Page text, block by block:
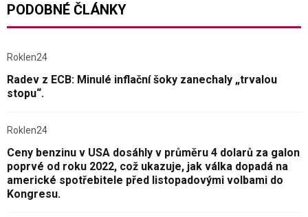
PODOBNÉ ČLÁNKY
Roklen24
Radev z ECB: Minulé inflační šoky zanechaly „trvalou
stopu“.
Roklen24
Ceny benzinu v USA dosáhly v průměru 4 dolarů za galon
poprvé od roku 2022, což ukazuje, jak válka dopadá na
americké spotřebitele před listopadovými volbami do
Kongresu.